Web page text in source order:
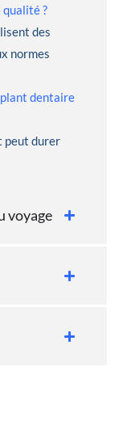
?
des
normes
dentaire
peut durer
voyage